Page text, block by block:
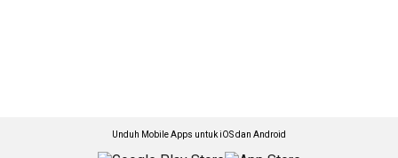
Unduh Mobile Apps untuk iOS dan Android